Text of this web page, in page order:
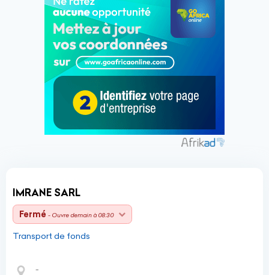
IMRANE SARL
Fermé - Ouvre demain à 08:30
Transport de fonds
-